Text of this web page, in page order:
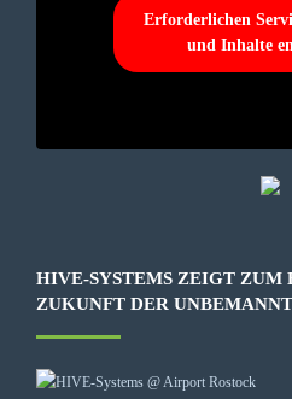
Erforderlichen
und Inhalte
HIVE-SYSTEMS ZEIGT ZUM
ZUKUNFT DER